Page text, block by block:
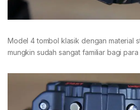
Model 4 tombol klasik dengan material
mungkin sudah sangat familiar bagi